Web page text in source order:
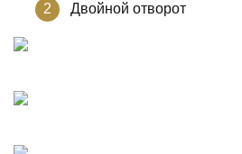
Двойной отворот